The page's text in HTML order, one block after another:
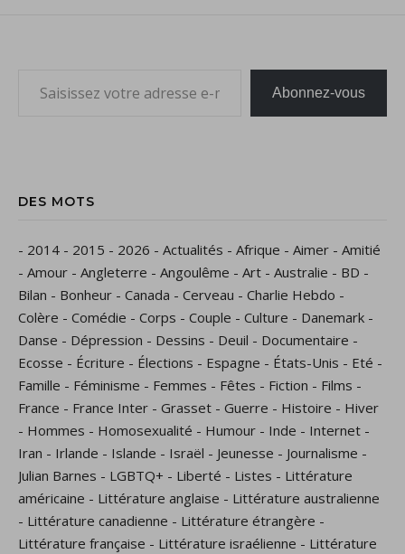
Abonnez-vous
DES MOTS
- 2014 - 2015 - 2026 - Actualités - Afrique - Aimer - Amitié
- Amour - Angleterre - Angoulême - Art - Australie - BD -
Bilan - Bonheur - Canada - Cerveau - Charlie Hebdo -
Colère - Comédie - Corps - Couple - Culture - Danemark -
Danse - Dépression - Dessins - Deuil - Documentaire -
Ecosse - Écriture - Élections - Espagne - États-Unis - Eté -
Famille - Féminisme - Femmes - Fêtes - Fiction - Films -
France - France Inter - Grasset - Guerre - Histoire - Hiver
- Hommes - Homosexualité - Humour - Inde - Internet -
Iran - Irlande - Islande - Israël - Jeunesse - Journalisme -
Julian Barnes - LGBTQ+ - Liberté - Listes - Littérature
américaine - Littérature anglaise - Littérature australienne
- Littérature canadienne - Littérature étrangère -
Littérature française - Littérature israélienne - Littérature